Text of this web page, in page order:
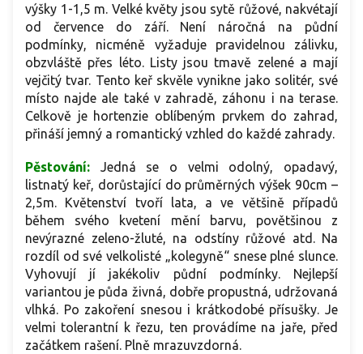
výšky 1-1,5 m. Velké květy jsou sytě růžové, nakvétají
od července do září. Není náročná na půdní
podmínky, nicméně vyžaduje pravidelnou zálivku,
obzvláště přes léto. Listy jsou tmavě zelené a mají
vejčitý tvar. Tento keř skvěle vynikne jako solitér, své
místo najde ale také v zahradě, záhonu i na terase.
Celkově je hortenzie oblíbeným prvkem do zahrad,
přináší jemný a romantický vzhled do každé zahrady.
Pěstování: Jedná se o velmi odolný, opadavý,
listnatý keř, dorůstající do průměrných výšek 90cm –
2,5m. Květenství tvoří lata, a ve většině případů
během svého kvetení mění barvu, povětšinou z
nevýrazné zeleno-žluté, na odstíny růžové atd. Na
rozdíl od své velkolisté „kolegyně“ snese plné slunce.
Vyhovují jí jakékoliv půdní podmínky. Nejlepší
variantou je půda živná, dobře propustná, udržovaná
vlhká. Po zakoření snesou i krátkodobé přísušky. Je
velmi tolerantní k řezu, ten provádíme na jaře, před
začátkem rašení. Plně mrazuvzdorná.